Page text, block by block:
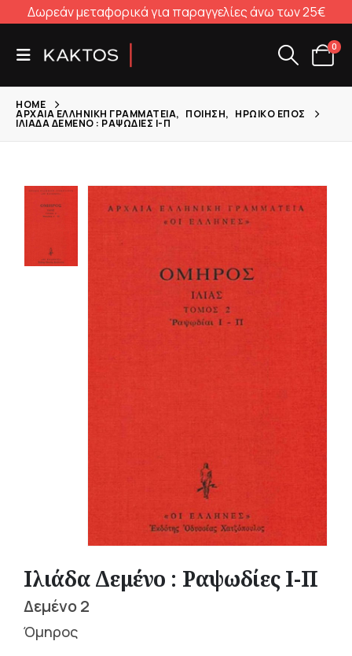
Δωρεάν μεταφορικά για παραγγελίες άνω των 25€
0
HOME
ΑΡΧΑΊΑ ΕΛΛΗΝΙΚΉ ΓΡΑΜΜΑΤΕΊΑ, ΠΟΊΗΣΗ, ΗΡΩΙΚΌ ΈΠΟΣ
ΙΛΙΆΔΑ ΔΕΜΈΝΟ : ΡΑΨΩΔΊΕΣ Ι-Π
Ιλιάδα Δεμένο : Ραψωδίες Ι-Π
Δεμένο 2
Όμηρος